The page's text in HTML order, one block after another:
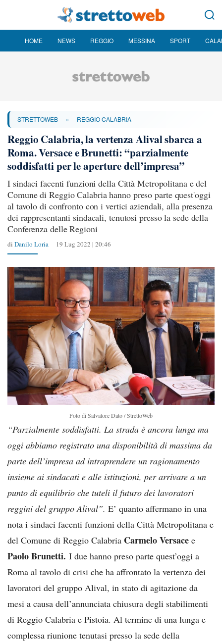
HOME NEWS REGGIO MESSINA SPORT
STRETTOWEB » REGGIO CALABRIA
Reggio Calabria, la vertenza Alival sbarca a
Roma. Versace e Brunetti: “parzialmente
soddisfatti per le aperture dell’impresa”
I sindaci facenti funzioni della Città Metropolitana e del
Comune di Reggio Calabria hanno preso parte quest'oggi
al tavolo di confronto con i vertici aziendali, alla presenza
dei rappresentanti sindacali, tenutosi presso la sede della
Conferenza delle Regioni
di Danilo Loria 19 Lug 2022 | 20:46
Foto di Salvatore Dato / StrettoWeb
“Parzialmente soddisfatti. La strada è ancora lunga ma
oggi abbiamo registrato una disponibilità di massima da
parte dell’impresa ad intraprendere un ragionamento
insieme ai sindacati e alle istituzioni, per arrivare a un
punto di equilibrio che tuteli il futuro dei lavoratori
reggini del gruppo Alival”. E’ quanto affermano in una
nota i sindaci facenti funzioni della Città Metropolitana e
del Comune di Reggio Calabria Carmelo Versace e
Paolo Brunetti. I due hanno preso parte quest’oggi a
Roma al tavolo di crisi che ha affrontato la vertenza dei
lavoratori del gruppo Alival, in stato di agitazione da
mesi a causa dell’annunciata chiusura degli stabilimenti
di Reggio Calabria e Pistoia. Al termine di una lunga e
complessa riunione tenutasi presso la sede della